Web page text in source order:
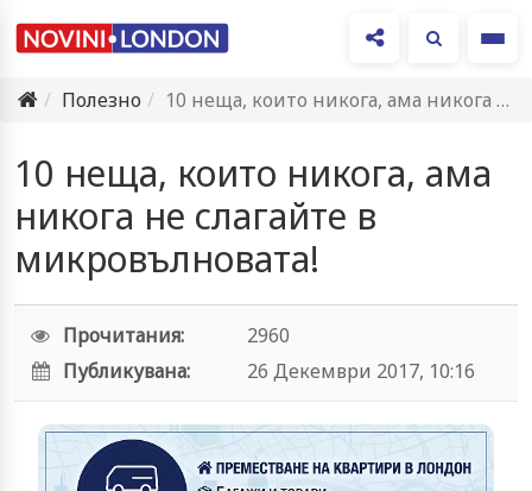
Полезно
10 неща, които никога, ама никога не слагайте в микровълновата!
10 неща, които никога, ама
никога не слагайте в
микровълновата!
Прочитания:
2960
Публикувана:
26 Декември 2017, 10:16